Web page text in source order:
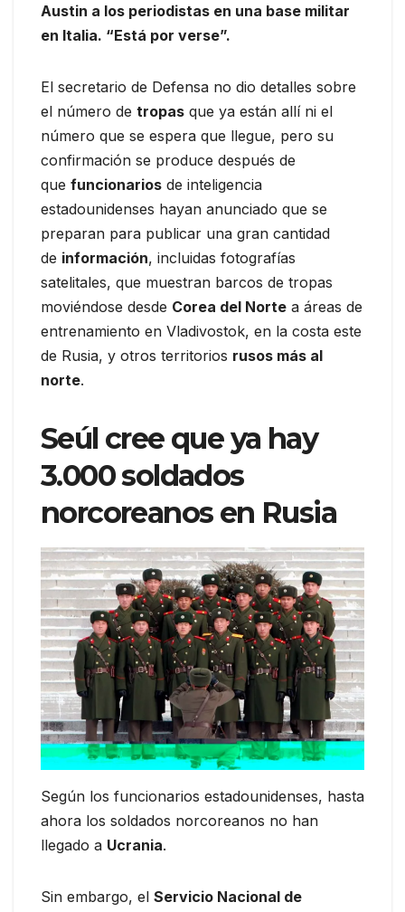
Austin a los periodistas en una base militar
en Italia. “Está por verse”.
El secretario de Defensa no dio detalles sobre
el número de tropas que ya están allí ni el
número que se espera que llegue, pero su
confirmación se produce después de
que funcionarios de inteligencia
estadounidenses hayan anunciado que se
preparan para publicar una gran cantidad
de información, incluidas fotografías
satelitales, que muestran barcos de tropas
moviéndose desde Corea del Norte a áreas de
entrenamiento en Vladivostok, en la costa este
de Rusia, y otros territorios rusos más al
norte.
Seúl cree que ya hay
3.000 soldados
norcoreanos en Rusia
Según los funcionarios estadounidenses, hasta
ahora los soldados norcoreanos no han
llegado a Ucrania.
Sin embargo, el Servicio Nacional de